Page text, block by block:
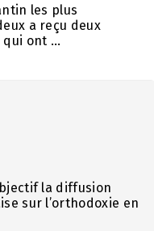
les plus
a reçu deux
ont ...
la diffusion
sur l’orthodoxie en